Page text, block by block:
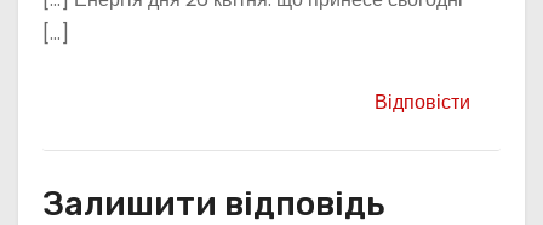
[…]
Відповісти
Залишити відповідь